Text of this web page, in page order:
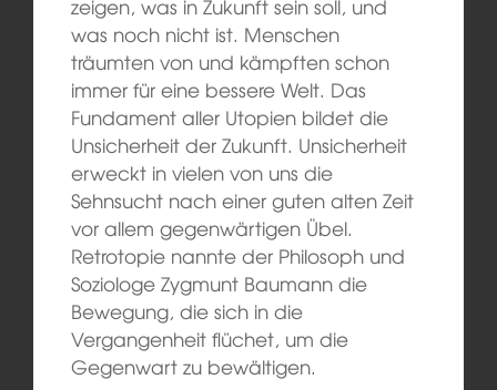
zeigen, was in Zukunft sein soll, und
was noch nicht ist. Menschen
träumten von und kämpften schon
immer für eine bessere Welt. Das
Fundament aller Utopien bildet die
Unsicherheit der Zukunft. Unsicherheit
erweckt in vielen von uns die
Sehnsucht nach einer guten alten Zeit
vor allem gegenwärtigen Übel.
Retrotopie nannte der Philosoph und
Soziologe Zygmunt Baumann die
Bewegung, die sich in die
Vergangenheit flüchet, um die
Gegenwart zu bewältigen.